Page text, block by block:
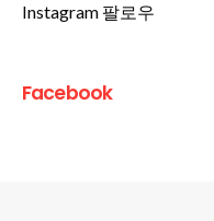
Instagram 팔로우
Facebook